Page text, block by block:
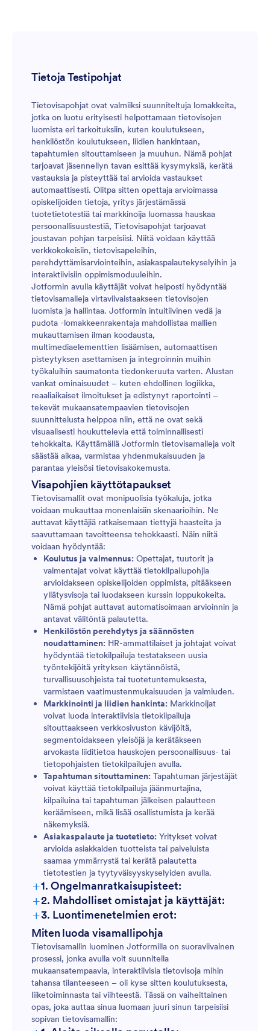
Tietoja Testipohjat
Tietovisapohjat ovat valmiiksi suunniteltuja lomakkeita,
jotka on luotu erityisesti helpottamaan tietovisojen
luomista eri tarkoituksiin, kuten koulutukseen,
henkilöstön koulutukseen, liidien hankintaan,
tapahtumien sitouttamiseen ja muuhun. Nämä pohjat
tarjoavat jäsennellyn tavan esittää kysymyksiä, kerätä
vastauksia ja pisteyttää tai arvioida vastaukset
automaattisesti. Olitpa sitten opettaja arvioimassa
opiskelijoiden tietoja, yritys järjestämässä
tuotetietotestiä tai markkinoija luomassa hauskaa
persoonallisuustestiä, Tietovisapohjat tarjoavat
joustavan pohjan tarpeisiisi. Niitä voidaan käyttää
verkkokokeisiin, tietovisapeleihin,
perehdyttämisarviointeihin, asiakaspalautekyselyihin ja
interaktiivisiin oppimismoduuleihin.
Jotformin avulla käyttäjät voivat helposti hyödyntää
tietovisamalleja virtaviivaistaakseen tietovisojen
luomista ja hallintaa. Jotformin intuitiivinen vedä ja
pudota -lomakkeenrakentaja mahdollistaa mallien
mukauttamisen ilman koodausta,
multimediaelementtien lisäämisen, automaattisen
pisteytyksen asettamisen ja integroinnin muihin
työkaluihin saumatonta tiedonkeruuta varten. Alustan
vankat ominaisuudet – kuten ehdollinen logiikka,
reaaliaikaiset ilmoitukset ja edistynyt raportointi –
tekevät mukaansatempaavien tietovisojen
suunnittelusta helppoa niin, että ne ovat sekä
visuaalisesti houkuttelevia että toiminnallisesti
tehokkaita. Käyttämällä Jotformin tietovisamalleja voit
säästää aikaa, varmistaa yhdenmukaisuuden ja
parantaa yleisösi tietovisakokemusta.
Visapohjien käyttötapaukset
Tietovisamallit ovat monipuolisia työkaluja, jotka
voidaan mukauttaa monenlaisiin skenaarioihin. Ne
auttavat käyttäjiä ratkaisemaan tiettyjä haasteita ja
saavuttamaan tavoitteensa tehokkaasti. Näin niitä
voidaan hyödyntää:
Koulutus ja valmennus: Opettajat, tuutorit ja
valmentajat voivat käyttää tietokilpailupohjia
arvioidakseen opiskelijoiden oppimista, pitääkseen
yllätysvisoja tai luodakseen kurssin loppukokeita.
Nämä pohjat auttavat automatisoimaan arvioinnin ja
antavat välitöntä palautetta.
Henkilöstön perehdytys ja säännösten
noudattaminen: HR-ammattilaiset ja johtajat voivat
hyödyntää tietokilpailuja testatakseen uusia
työntekijöitä yrityksen käytännöistä,
turvallisuusohjeista tai tuotetuntemuksesta,
varmistaen vaatimustenmukaisuuden ja valmiuden.
Markkinointi ja liidien hankinta: Markkinoijat
voivat luoda interaktiivisia tietokilpailuja
sitouttaakseen verkkosivuston kävijöitä,
segmentoidakseen yleisöjä ja kerätäkseen
arvokasta liiditietoa hauskojen persoonallisuus- tai
tietopohjaisten tietokilpailujen avulla.
Tapahtuman sitouttaminen: Tapahtuman järjestäjät
voivat käyttää tietokilpailuja jäänmurtajina,
kilpailuina tai tapahtuman jälkeisen palautteen
keräämiseen, mikä lisää osallistumista ja kerää
näkemyksiä.
Asiakaspalaute ja tuotetieto: Yritykset voivat
arvioida asiakkaiden tuotteista tai palveluista
saamaa ymmärrystä tai kerätä palautetta
tietotestien ja tyytyväisyyskyselyiden avulla.
+1. Ongelmanratkaisupisteet:
+2. Mahdolliset omistajat ja käyttäjät:
+3. Luontimenetelmien erot:
Oppimiskyselyt:
Persoonallisuus- tai markkinointivisat:
Sääntöjenmukaisuus- tai
perehdyttämistestit:
Miten luoda visamallipohja
Tietovisamallin luominen Jotformilla on suoraviivainen
prosessi, jonka avulla voit suunnitella
mukaansatempaavia, interaktiivisia tietovisoja mihin
tahansa tilanteeseen – oli kyse sitten koulutuksesta,
liiketoiminnasta tai viihteestä. Tässä on vaiheittainen
opas, joka auttaa sinua luomaan juuri sinun tarpeisiisi
sopivan tietovisamallin: